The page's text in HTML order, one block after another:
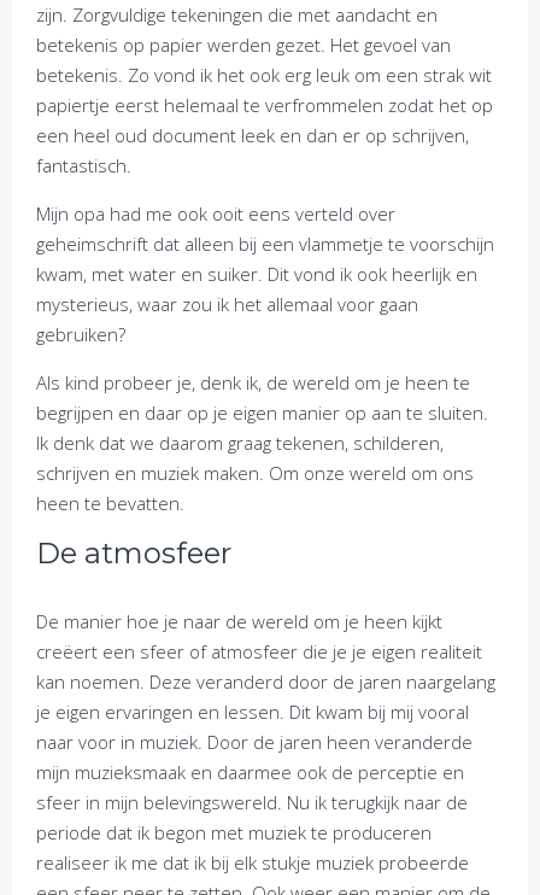
zijn. Zorgvuldige tekeningen die met aandacht en
betekenis op papier werden gezet. Het gevoel van
betekenis. Zo vond ik het ook erg leuk om een strak wit
papiertje eerst helemaal te verfrommelen zodat het op
een heel oud document leek en dan er op schrijven,
fantastisch.
Mijn opa had me ook ooit eens verteld over
geheimschrift dat alleen bij een vlammetje te voorschijn
kwam, met water en suiker. Dit vond ik ook heerlijk en
mysterieus, waar zou ik het allemaal voor gaan
gebruiken?
Als kind probeer je, denk ik, de wereld om je heen te
begrijpen en daar op je eigen manier op aan te sluiten.
Ik denk dat we daarom graag tekenen, schilderen,
schrijven en muziek maken. Om onze wereld om ons
heen te bevatten.
De atmosfeer
De manier hoe je naar de wereld om je heen kijkt
creëert een sfeer of atmosfeer die je je eigen realiteit
kan noemen. Deze veranderd door de jaren naargelang
je eigen ervaringen en lessen. Dit kwam bij mij vooral
naar voor in muziek. Door de jaren heen veranderde
mijn muzieksmaak en daarmee ook de perceptie en
sfeer in mijn belevingswereld. Nu ik terugkijk naar de
periode dat ik begon met muziek te produceren
realiseer ik me dat ik bij elk stukje muziek probeerde